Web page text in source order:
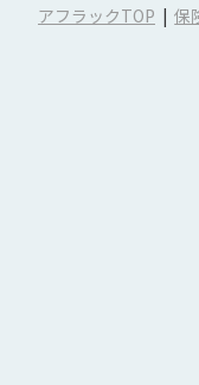
アフラックTOP 保